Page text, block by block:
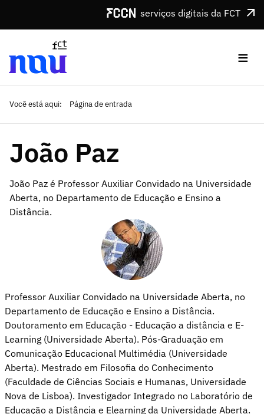
serviços digitais da FCT
≡
Você está aqui: Página de entrada
João Paz
João Paz é Professor Auxiliar Convidado na Universidade
Aberta, no Departamento de Educação e Ensino a
Distância.
Professor Auxiliar Convidado na Universidade Aberta, no
Departamento de Educação e Ensino a Distância.
Doutoramento em Educação - Educação a distância e E-
Learning (Universidade Aberta). Pós-Graduação em
Comunicação Educacional Multimédia (Universidade
Aberta). Mestrado em Filosofia do Conhecimento
(Faculdade de Ciências Sociais e Humanas, Universidade
Nova de Lisboa). Investigador Integrado no Laboratório de
Educação a Distância e Elearning da Universidade Aberta.